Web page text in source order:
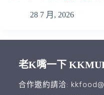
28 7 月, 2026
老K嘴一下
合作邀約請洽: